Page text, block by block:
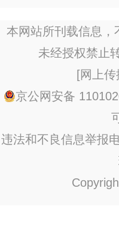
径
本网站所刊载信息
未经授权禁止
[网上
京公网安备
违法和不良信息举报